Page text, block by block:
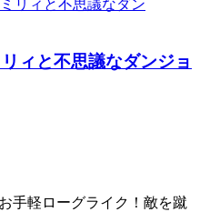
ィと不思議なダンジョ
手軽ローグライク！敵を蹴